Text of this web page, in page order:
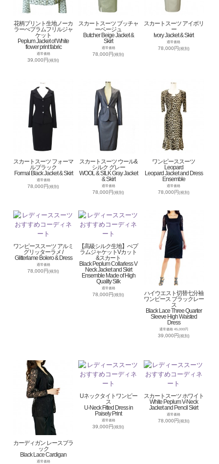
花柄プリント生地ノーカ
ラーぺプラムフリルジャ
ケット
Peplum Jacket of White
flower print fabric
通常価格
39,000円(税別)
スカートスーツ ブッチャ
ーベージュ
Butcher Beige Jacket &
Skirt
通常価格
78,000円(税別)
スカートスーツ アイボリ
ー
Ivory Jacket & Skirt
通常価格
78,000円(税別)
スカートスーツ フォーマ
ルブラック
Formal Black Jacket & Skirt
通常価格
78,000円(税別)
スカートスーツ ウール&
シルク グレー
WOOL & SILK Gray Jacket
& Skirt
通常価格
78,000円(税別)
ワンピーススーツ
Leopard
Leopard Jacket and Dress
Ensemble
通常価格
78,000円(税別)
ワンピーススーツ アルミ
グリッターラメ /
Glitterlame Bolero & Dress
通常価格
78,000円(税別)
【高級シルク生地】ぺプ
ラムジャケットVカット
&スカート
Black Peplum Collarless V
Neck Jacket and Skirt
Ensemble Made of High
Quality Silk
通常価格
78,000円(税別)
ハイウエスト切替七分袖
ワンピース ブラックレー
ス
Black Lace Three Quarter
Sleeve High Waisted
Dress
通常価格 45,000円
39,000円 (税別)
カーディガン レースブラ
ック
Black Lace Cardigan
通常価格
Uネックタイトワンピー
ス
U-Neck Fitted Dress in
Paisely Print
通常価格
39,000円(税別)
スカートスーツ ホワイト
White Peplum V-Neck
Jacket and Pencil Skirt
通常価格
78,000円(税別)